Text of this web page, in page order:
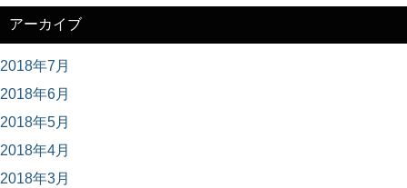
アーカイブ
2018年7月
2018年6月
2018年5月
2018年4月
2018年3月